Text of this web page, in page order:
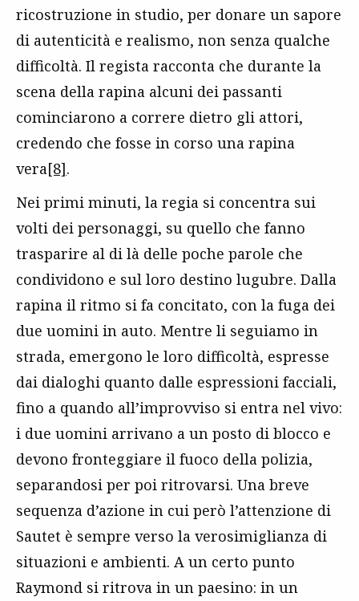
ricostruzione in studio, per donare un sapore
di autenticità e realismo, non senza qualche
difficoltà. Il regista racconta che durante la
scena della rapina alcuni dei passanti
cominciarono a correre dietro gli attori,
credendo che fosse in corso una rapina
vera[8].
Nei primi minuti, la regia si concentra sui
volti dei personaggi, su quello che fanno
trasparire al di là delle poche parole che
condividono e sul loro destino lugubre. Dalla
rapina il ritmo si fa concitato, con la fuga dei
due uomini in auto. Mentre li seguiamo in
strada, emergono le loro difficoltà, espresse
dai dialoghi quanto dalle espressioni facciali,
fino a quando all’improvviso si entra nel vivo:
i due uomini arrivano a un posto di blocco e
devono fronteggiare il fuoco della polizia,
separandosi per poi ritrovarsi. Una breve
sequenza d’azione in cui però l’attenzione di
Sautet è sempre verso la verosimiglianza di
situazioni e ambienti. A un certo punto
Raymond si ritrova in un paesino: in un